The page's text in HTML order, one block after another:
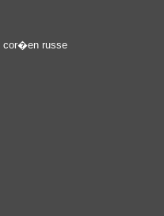
cor�en russe